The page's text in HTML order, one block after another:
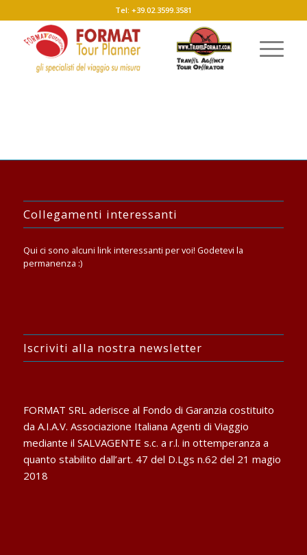
Tel: +39.02.3599.3581
Collegamenti interessanti
Qui ci sono alcuni link interessanti per voi! Godetevi la
permanenza :)
Iscriviti alla nostra newsletter
FORMAT SRL aderisce al Fondo di Garanzia costituito
da A.I.A.V. Associazione Italiana Agenti di Viaggio
mediante il SALVAGENTE s.c. a r.l. in ottemperanza a
quanto stabilito dall’art. 47 del D.Lgs n.62 del 21 magio
2018